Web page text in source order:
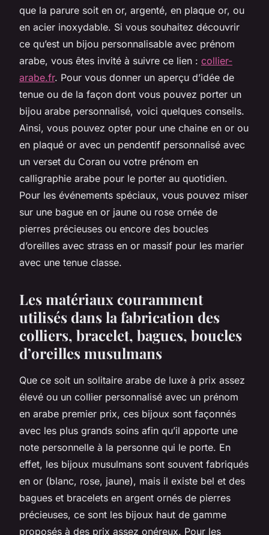
que la parure soit en or, argenté, en plaque or, ou
en acier inoxydable. Si vous souhaitez découvrir
ce qu’est un bijou personnalisable avec prénom
arabe, vous êtes invité à suivre ce lien : collier-
arabe.fr. Pour vous donner un aperçu d’idée de
tenue ou de la façon dont vous pouvez porter un
bijou arabe personnalisé, voici quelques conseils.
Ainsi, vous pouvez opter pour une chaine en or ou
en plaqué or avec un pendentif personnalisé avec
un verset du Coran ou votre prénom en
calligraphie arabe pour le porter au quotidien.
Pour les événements spéciaux, vous pouvez miser
sur une bague en or jaune ou rose ornée de
pierres précieuses ou encore des boucles
d’oreilles avec strass en or massif pour les marier
avec une tenue classe.
Les matériaux couramment
utilisés dans la fabrication des
colliers, bracelet, bagues, boucles
d’oreilles musulmans
Que ce soit un solitaire arabe de luxe à prix assez
élevé ou un collier personnalisé avec un prénom
en arabe premier prix, ces bijoux sont façonnés
avec les plus grands soins afin qu’il apporte une
note personnelle à la personne qui le porte. En
effet, les bijoux musulmans sont souvent fabriqués
en or (blanc, rose, jaune), mais il existe bel et des
bagues et bracelets en argent ornés de pierres
précieuses, ce sont les bijoux haut de gamme
proposés à des prix assez onéreux. Pour les